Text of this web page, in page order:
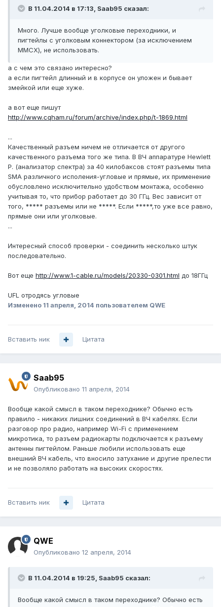
В 11.04.2014 в 17:13, Saab95 сказал:
Много. Лучше вообще уголковые переходники, и
пигтейлы с уголковым коннектором (за исключением
MMCX), не использовать.
а с чем это связано интересно?
а если пигтейл длинный и в корпусе он уложен и бывает
змейкой или еще хуже.
а вот еще пишут
http://www.cqham.ru/forum/archive/index.php/t-1869.html
...
Качественный разъем ничем не отличается от другого
качественного разъема того же типа. В ВЧ аппаратуре Hewlett
P. (анализатор спектра) за 40 килобаксов стоят разъемы типа
SMA различного исполения-угловые и прямые, их применение
обусловлено исключительно удобством монтажа, особенно
учитывая то, что прибор работает до 30 ГГц. Вес зависит от
того, ***** разъемы или не *****. Если *****,то уже все равно,
прямые они или уголковые.
...
Интересный способ проверки - соединить несколько штук
последовательно.
Вот еще http://www.1-cable.ru/models/20330-0301.html до 18ГГц
UFL отродясь угловые
Изменено 11 апреля, 2014 пользователем QWE
Вставить ник Цитата
Saab95
Опубликовано 11 апреля, 2014
Вообще какой смысл в таком переходнике? Обычно есть
правило - никаких лишних соединений в ВЧ кабелях. Если
разговор про радио, например Wi-Fi с применением
микротика, то разъем радиокарты подключается к разъему
антенны пигтейлом. Раньше любили использовать еще
внешний ВЧ кабель, что вносило затухание и другие прелести
и не позволяло работать на высоких скоростях.
Вставить ник Цитата
QWE
Опубликовано 12 апреля, 2014
В 11.04.2014 в 19:25, Saab95 сказал:
Вообще какой смысл в таком переходнике? Обычно есть